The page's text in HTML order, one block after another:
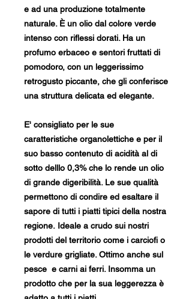
e ad una produzione totalmente
naturale. È un olio dal colore verde
intenso con riflessi dorati. Ha un
profumo erbaceo e sentori fruttati di
pomodoro, con un leggerissimo
retrogusto piccante, che gli conferisce
una struttura delicata ed elegante.
E' consigliato per le sue
caratteristiche organolettiche e per il
suo basso contenuto di acidità al di
sotto delllo 0,3% che lo rende un olio
di grande digeribilità. Le sue qualità
permettono di condire ed esaltare il
sapore di tutti i piatti tipici della nostra
regione. Ideale a crudo sui nostri
prodotti del territorio come i carciofi o
le verdure grigliate. Ottimo anche sul
pesce e carni ai ferri. Insomma un
prodotto che per la sua leggerezza è